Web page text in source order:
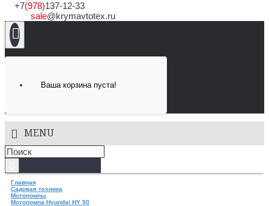
+7(978)137-12-33
sale@krymavtotex.ru
Ваша корзина пуста!
MENU
Главная
Садовая техника
Мотопомпы
Мотопомпа Hyundai HY 50